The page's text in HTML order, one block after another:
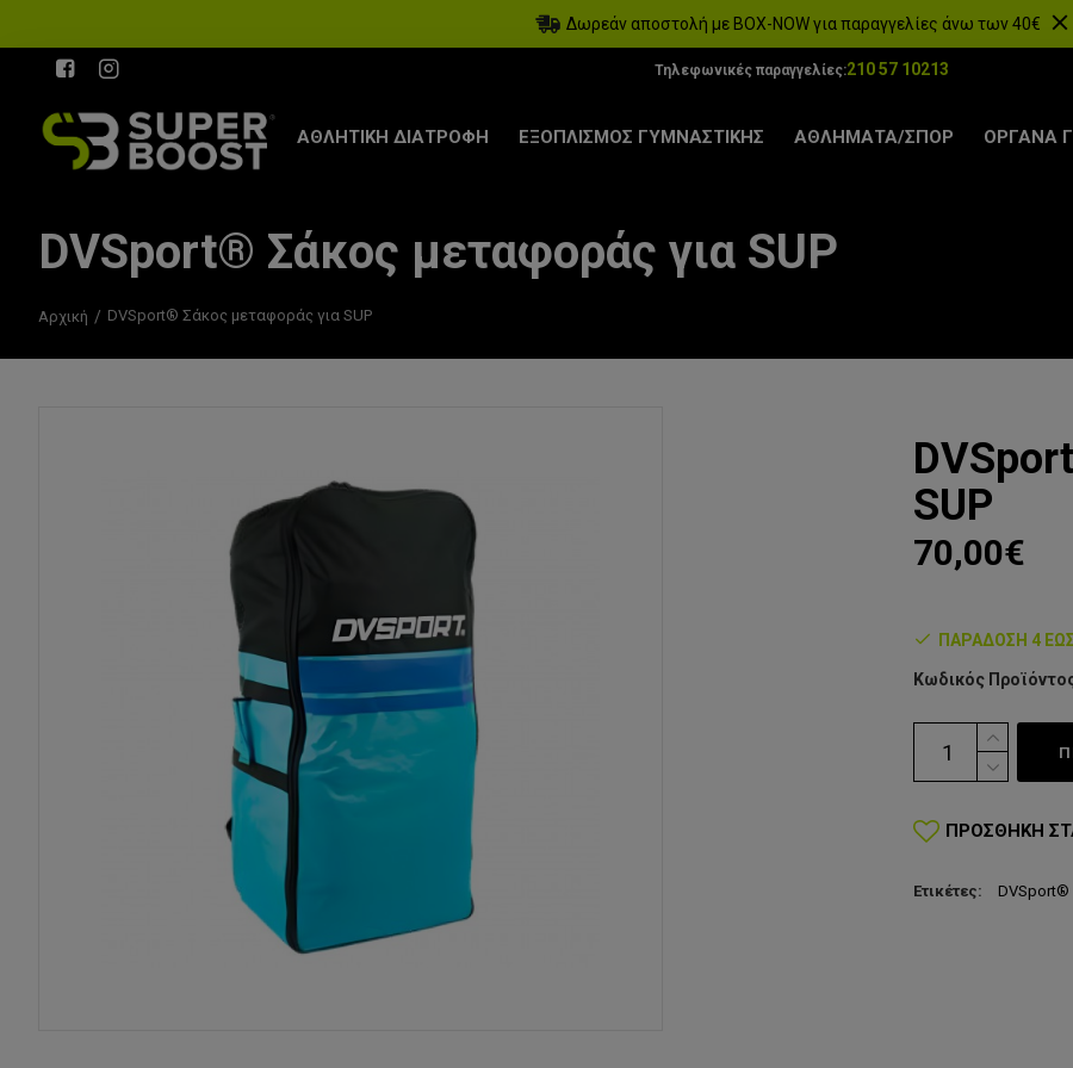
Δωρεάν αποστολή με BOX-NOW για παραγγελίες άνω των 40€
Τηλεφωνικές παραγγελίες:210 57 10213
ΑΘΛΗΤΙΚΗ ΔΙΑΤΡΟΦΗ ΕΞΟΠΛΙΣΜΟΣ ΓΥΜΝΑΣΤΙΚΗΣ ΑΘΛΗΜΑΤΑ/ΣΠΟΡ ΟΡΓΑΝΑ
DVSport® Σάκος μεταφοράς για SUP
Αρχική DVSport® Σάκος μεταφοράς για SUP
SUP
ΠΑΡΆΔΟΣΗ 4
Κωδικός
70,00€
ΠΡΟΣΘΉΚΗ
Ετικέτες: DVSport®